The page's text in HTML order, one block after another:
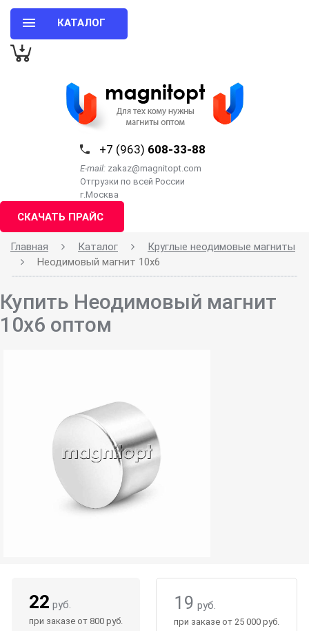
КАТАЛОГ
+7 (963) 608-33-88
E-mail: zakaz@magnitopt.com
Отгрузки по всей России
г.Москва
СКАЧАТЬ ПРАЙС
Главная Каталог
Круглые неодимовые магниты
Неодимовый магнит 10х6
Купить Неодимовый магнит
10х6 оптом
22 руб.
при заказе от 800 руб.
19 руб.
при заказе от 25 000 руб.